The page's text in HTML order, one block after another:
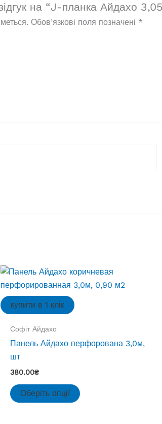
на “J-планка Айдахо
Обов’язкові поля позначені *
купити в 1 клік
Софіт Айдахо
Панель Айдахо перфорована 3,0м,
шт
380.00₴
Оберіть опції
товар